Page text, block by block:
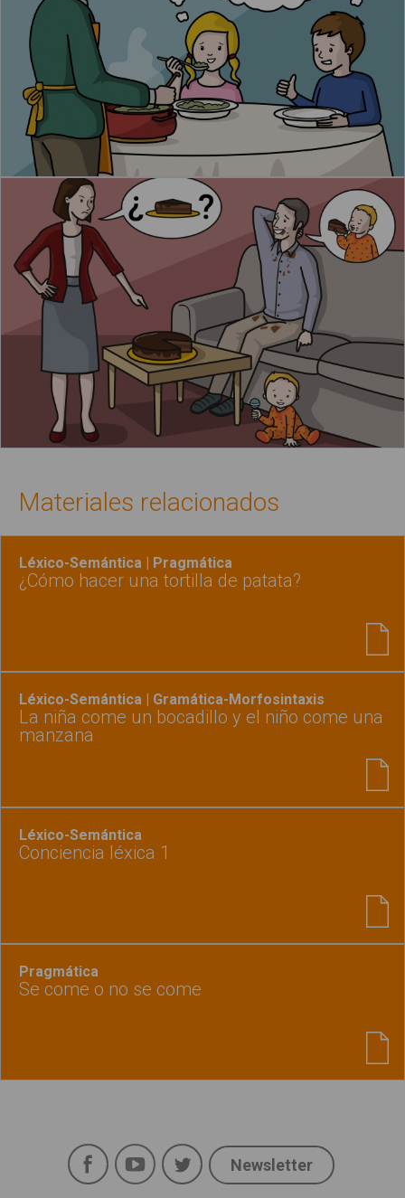
Materiales relacionados
Léxico-Semántica | Pragmática
¿Cómo hacer una tortilla de patata?
Léxico-Semántica | Gramática-Morfosintaxis
La niña come un bocadillo y el niño come una
manzana
Léxico-Semántica
Conciencia léxica 1
Pragmática
Se come o no se come
Social
FacebookYouTubeTwitter
Newsletter